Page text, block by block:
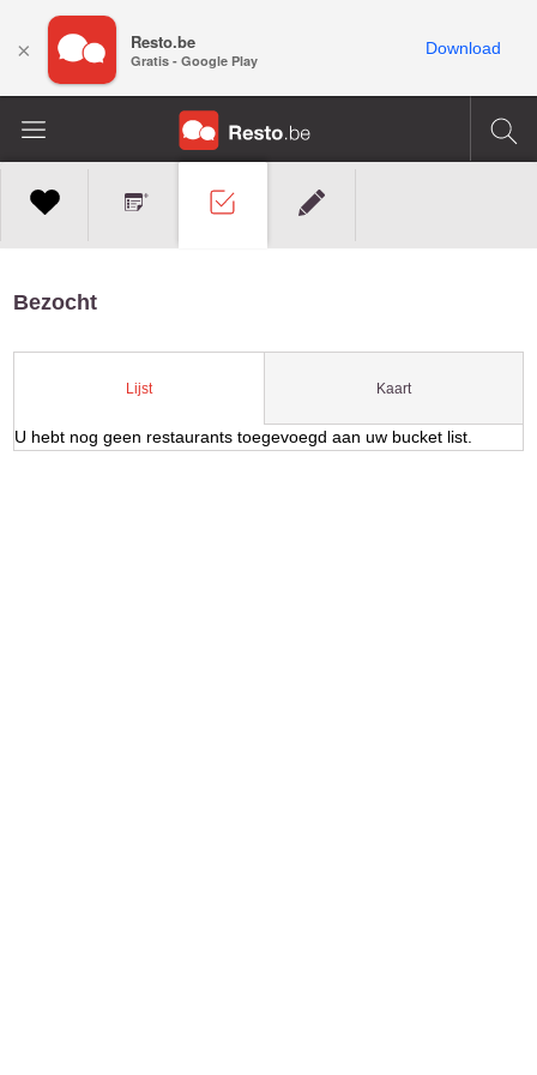
Bezocht
Lijst Kaart
U hebt nog geen restaurants toegevoegd aan uw bucket list.
× Resto.be
Gratis - Google Play
Download